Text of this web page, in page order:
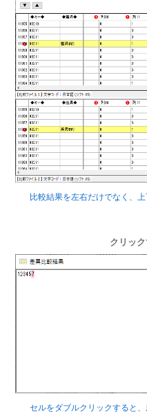
比較結果を左右だけでなく、
クリッ
セルをダブルクリックすると